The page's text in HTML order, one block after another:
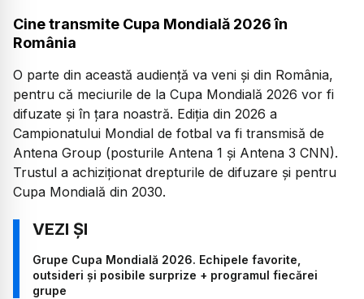
Cine transmite Cupa Mondială 2026 în
România
O parte din această audiență va veni și din România,
pentru că meciurile de la Cupa Mondială 2026 vor fi
difuzate și în țara noastră. Ediția din 2026 a
Campionatului Mondial de fotbal va fi transmisă de
Antena Group (posturile Antena 1 și Antena 3 CNN).
Trustul a achiziționat drepturile de difuzare și pentru
Cupa Mondială din 2030.
Grupe Cupa Mondială 2026. Echipele favorite,
outsideri și posibile surprize + programul fiecărei
grupe